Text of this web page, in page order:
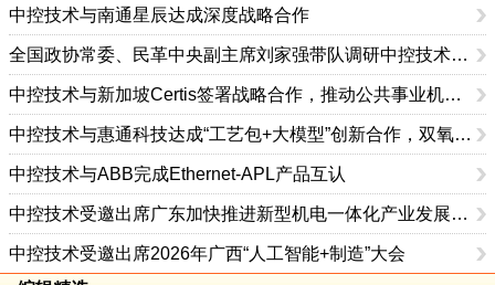
中控技术与南通星辰达成深度战略合作
全国政协常委、民革中央副主席刘家强带队调研中控技术，共探人工智能与工业深度融合路径
中控技术与新加坡Certis签署战略合作，推动公共事业机器人场景化落地，工业AI全球布局迈出关键一步
中控技术与惠通科技达成“工艺包+大模型”创新合作，双氧水装置“开放数据”，将“实时验证“切实落地
中控技术与ABB完成Ethernet-APL产品互认
中控技术受邀出席广东加快推进新型机电一体化产业发展座谈会
中控技术受邀出席2026年广西“人工智能+制造”大会